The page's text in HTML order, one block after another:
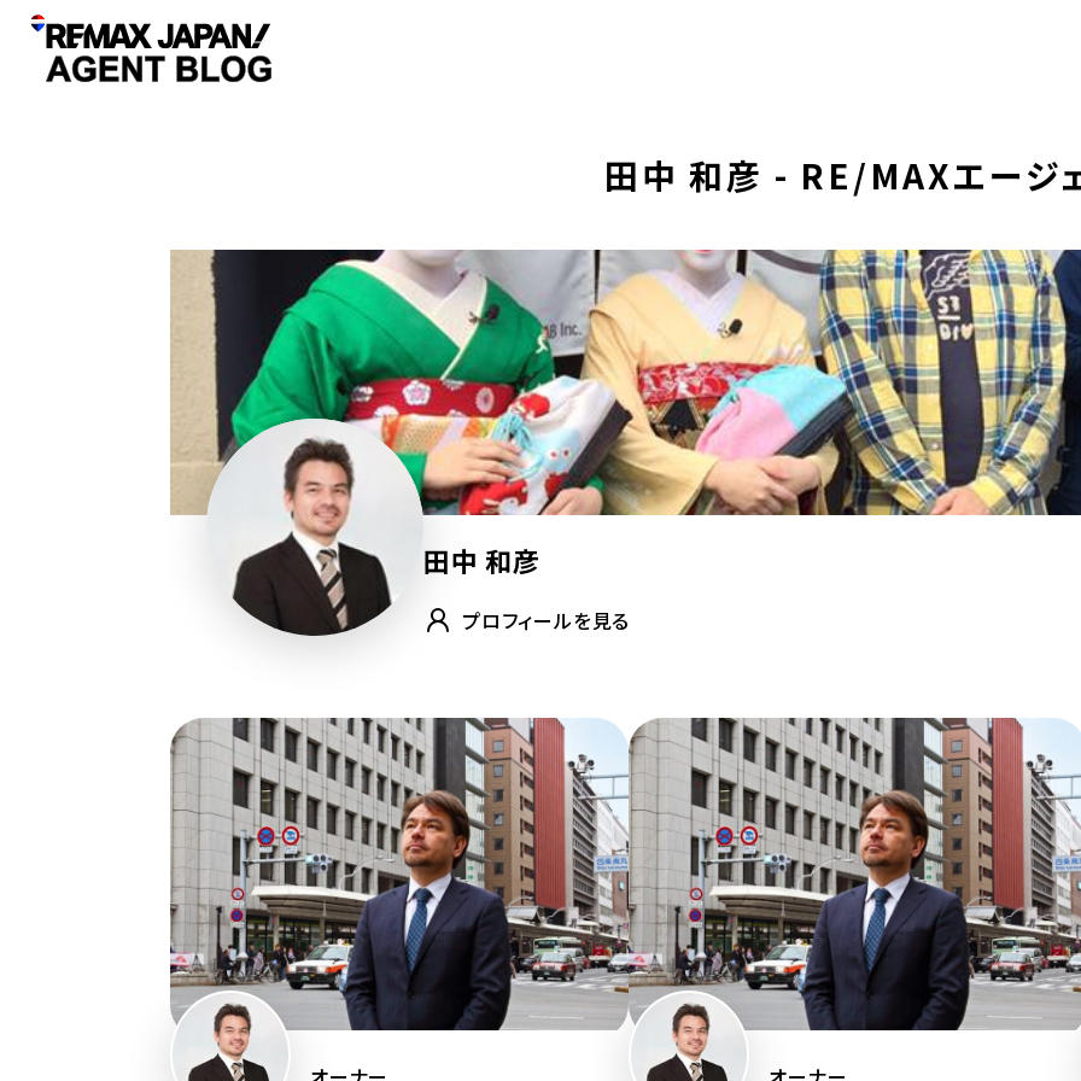
田中 和彦 - RE/MAXエージ
田中 和彦
プロフィールを見る